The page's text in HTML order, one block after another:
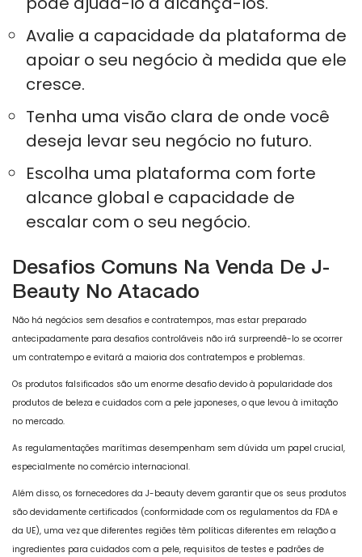
Avalie a capacidade da plataforma de
apoiar o seu negócio à medida que ele
cresce.
Tenha uma visão clara de onde você
deseja levar seu negócio no futuro.
Escolha uma plataforma com forte
alcance global e capacidade de
escalar com o seu negócio.
Desafios Comuns Na Venda De J-
Beauty No Atacado
Não há negócios sem desafios e contratempos, mas estar preparado
antecipadamente para desafios controláveis ​​não irá surpreendê-lo se ocorrer
um contratempo e evitará a maioria dos contratempos e problemas.
Os produtos falsificados são um enorme desafio devido à popularidade dos
produtos de beleza e cuidados com a pele japoneses, o que levou à imitação
no mercado.
As regulamentações marítimas desempenham sem dúvida um papel crucial,
especialmente no comércio internacional.
Além disso, os fornecedores da J-beauty devem garantir que os seus produtos
são devidamente certificados (conformidade com os regulamentos da FDA e
da UE), uma vez que diferentes regiões têm políticas diferentes em relação a
ingredientes para cuidados com a pele, requisitos de testes e padrões de